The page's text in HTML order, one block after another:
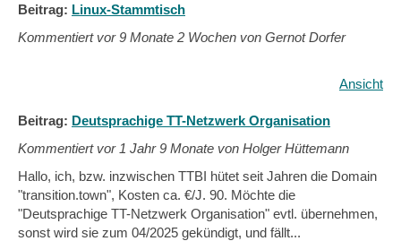
Beitrag: Linux-Stammtisch
Kommentiert vor9 Monate 2 Wochen von Gernot Dorfer
Ansicht
Beitrag: Deutsprachige TT-Netzwerk Organisation
Kommentiert vor 1 Jahr 9 Monate von Holger Hüttemann
Hallo, ich, bzw. inzwischen TTBI hütet seit Jahren die Domain
"transition.town", Kosten ca. €/J. 90. Möchte die
"Deutsprachige TT-Netzwerk Organisation" evtl. übernehmen,
sonst wird sie zum 04/2025 gekündigt, und fällt...